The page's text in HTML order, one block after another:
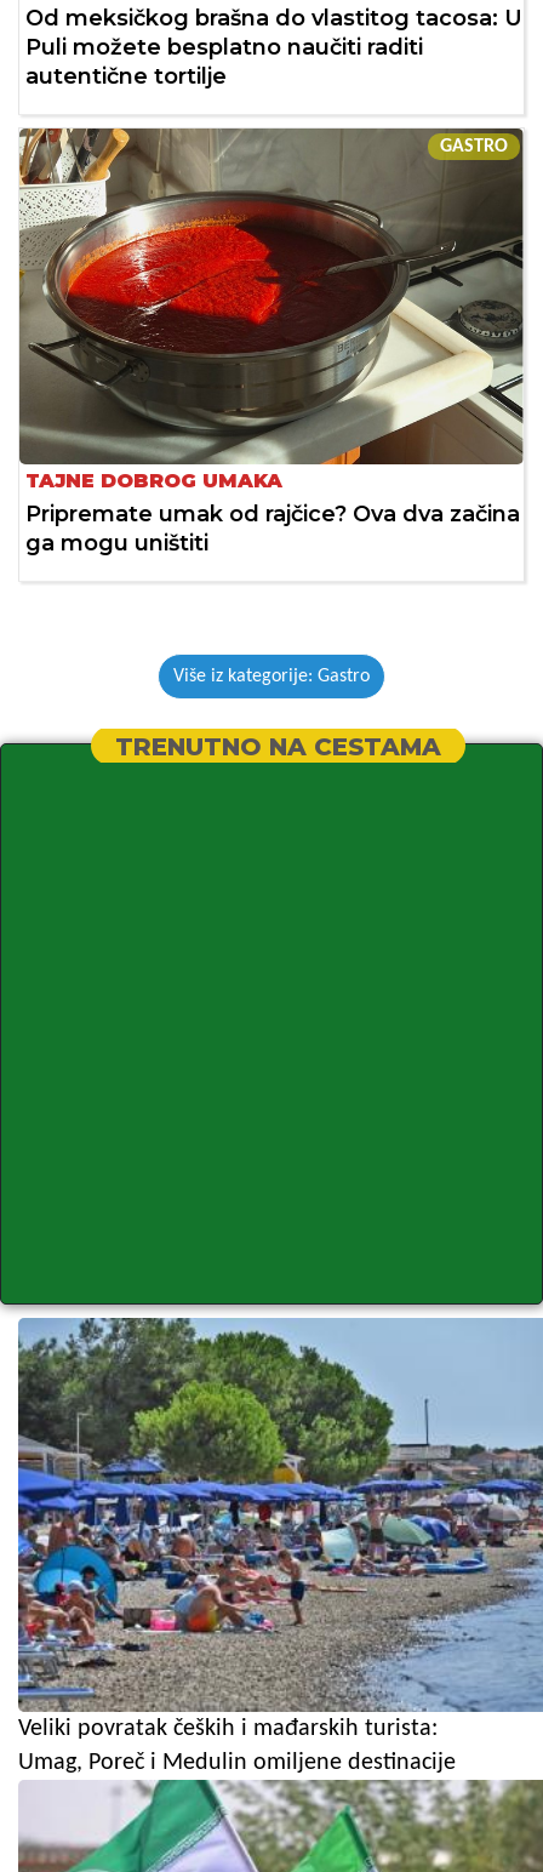
Od meksičkog brašna do vlastitog tacosa: U
Puli možete besplatno naučiti raditi
autentične tortilje
GASTRO
TAJNE DOBROG UMAKA
Pripremate umak od rajčice? Ova dva začina
ga mogu uništiti
Više iz kategorije: Gastro
TRENUTNO NA CESTAMA
Veliki povratak čeških i mađarskih turista:
Umag, Poreč i Medulin omiljene destinacije